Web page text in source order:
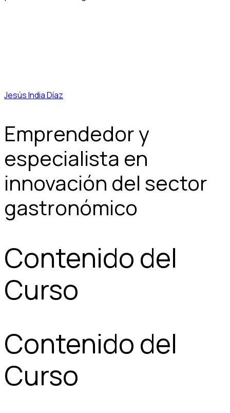
Jesús India Díaz
Emprendedor y
especialista en
innovación del sector
gastronómico
Contenido del
Curso
Contenido del
Curso